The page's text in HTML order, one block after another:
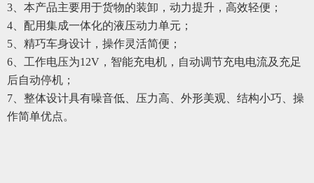
3 、本产品主要用于货物的装卸，动力提升，高效轻便；
4 、配用集成一体化的液压动力单元；
5 、精巧车身设计，操作灵活简便；
6 、工作电压为12V，智能充电机，自动调节充电电流及充足
后自动停机；
7 、整体设计具有噪音低、压力高、外形美观、结构小巧、操
作简单优点。